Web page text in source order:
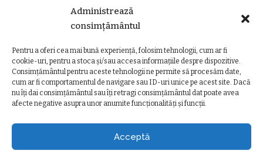
Administrează
consimțământul
Pentru a oferi cea mai bună experiență, folosim tehnologii, cum ar fi
cookie-uri, pentru a stoca și/sau accesa informațiile despre dispozitive.
Consimțământul pentru aceste tehnologii ne permite să procesăm date,
cum ar fi comportamentul de navigare sau ID-uri unice pe acest site. Dacă
nu îți dai consimțământul sau îți retragi consimțământul dat poate avea
afecte negative asupra unor anumite funcționalități și funcții.
Acceptă
Ziua Unirii Principatelor Române
– Clădiri și poduri din Cluj,
iluminate în culorile drapelului
Ziua Unirii la Cluj-Napoca.
Programul complet al
evenimentelor